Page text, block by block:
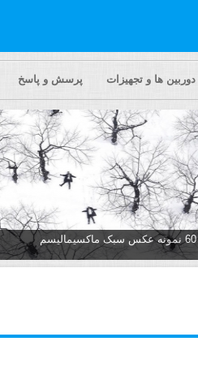
دوربین ها و تجهیزات پرسش و پاسخ
60 نمونه عکس سبک ماکسیمالیسم